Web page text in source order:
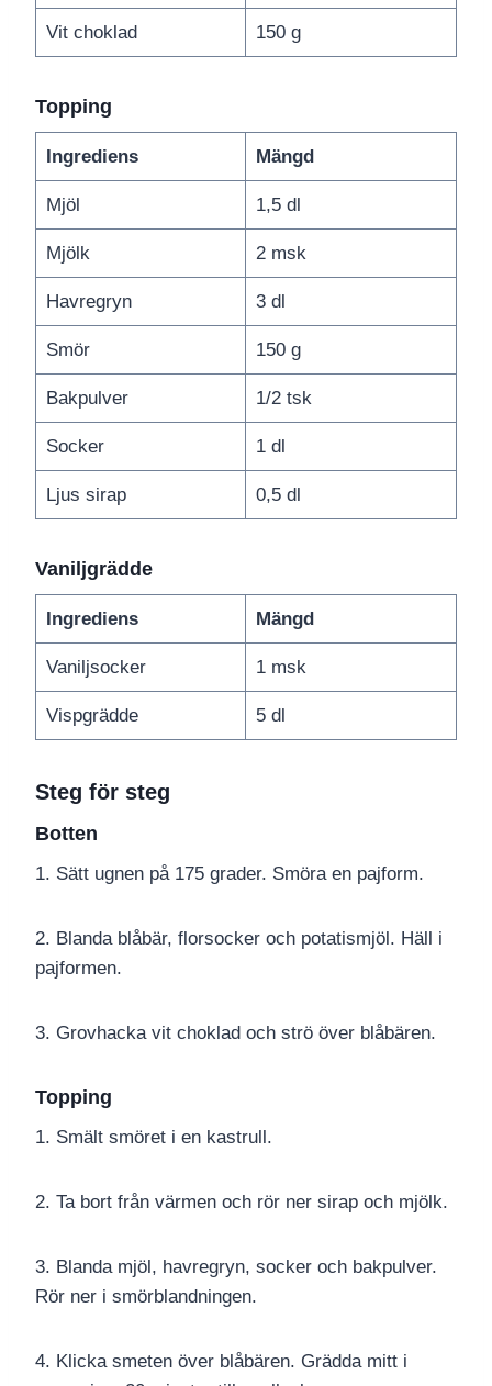
Vit choklad 150 g
Topping
Ingrediens Mängd
Mjöl 1,5 dl
Mjölk 2 msk
Havregryn 3 dl
Smör 150 g
Bakpulver 1/2 tsk
Socker 1 dl
Ljus sirap 0,5 dl
Vaniljgrädde
Ingrediens Mängd
Vaniljsocker 1 msk
Vispgrädde 5 dl
Steg för steg
Botten
1. Sätt ugnen på 175 grader. Smöra en pajform.
2. Blanda blåbär, florsocker och potatismjöl. Häll i
pajformen.
3. Grovhacka vit choklad och strö över blåbären.
Topping
1. Smält smöret i en kastrull.
2. Ta bort från värmen och rör ner sirap och mjölk.
3. Blanda mjöl, havregryn, socker och bakpulver.
Rör ner i smörblandningen.
4. Klicka smeten över blåbären. Grädda mitt i